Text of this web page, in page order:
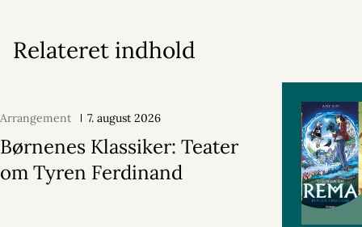
Relateret indhold
Arrangement 7. august 2026
Børnenes Klassiker: Teater
om Tyren Ferdinand